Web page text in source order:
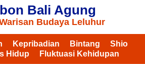
Bali Agung
Budaya Leluhur
Kepribadian Bintang
Shio
Hidup Fluktuasi Kehidupan